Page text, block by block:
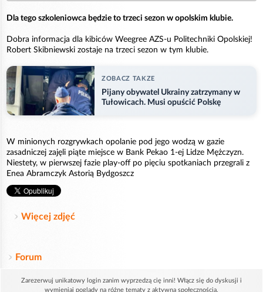
Dla tego szkoleniowca będzie to trzeci sezon w opolskim klubie.
Dobra informacja dla kibiców Weegree AZS-u Politechniki Opolskiej!
Robert Skibniewski zostaje na trzeci sezon w tym klubie.
ZOBACZ TAKZE
Pijany obywatel Ukrainy zatrzymany w
Tułowicach. Musi opuścić Polskę
W minionych rozgrywkach opolanie pod jego wodzą w gazie
zasadniczej zajęli piąte miejsce w Bank Pekao 1-ej Lidze Mężczyzn.
Niestety, w pierwszej fazie play-off po pięciu spotkaniach przegrali z
Enea Abramczyk Astorią Bydgoszcz
Więcej zdjęć
Forum
Zarezerwuj unikatowy login zanim wyprzedzą cię inni! Włącz się do dyskusji i
wymieniaj poglądy na różne tematy z aktywną społecznością.